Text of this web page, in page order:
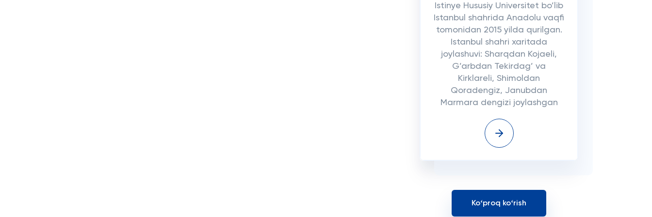
Istinye Hususiy Universitet bo’lib
Istanbul shahrida Anadolu vaqfi
tomonidan 2015 yilda qurilgan.
Istanbul shahri xaritada
joylashuvi: Sharqdan Kojaeli,
G’arbdan Tekirdag’ va
Kirklareli, Shimoldan
Qoradengiz, Janubdan
Marmara dengizi joylashgan
Koʻproq koʻrish